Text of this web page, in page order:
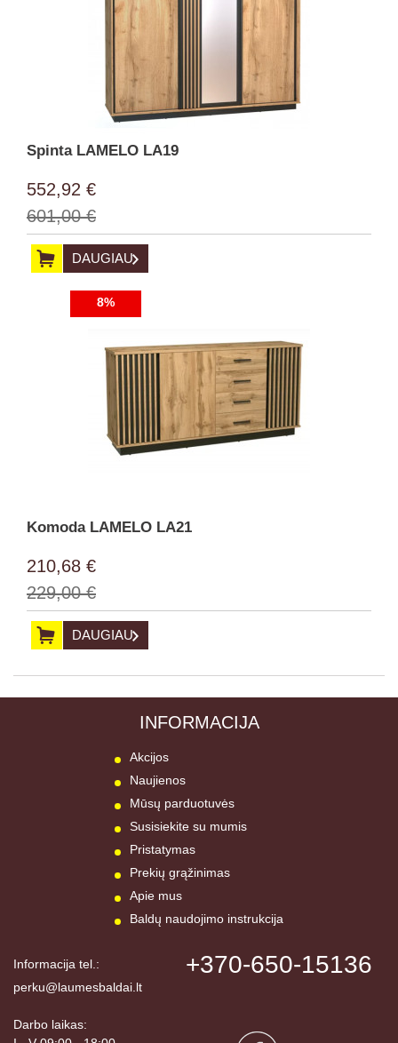
Spinta LAMELO LA19
552,92 €
601,00 €
DAUGIAU
8%
Komoda LAMELO LA21
210,68 €
229,00 €
DAUGIAU
INFORMACIJA
Akcijos
Naujienos
Mūsų parduotuvės
Susisiekite su mumis
Pristatymas
Prekių grąžinimas
Apie mus
Baldų naudojimo instrukcija
Informacija tel.: +370-650-15136
perku@laumesbaldai.lt
Darbo laikas: